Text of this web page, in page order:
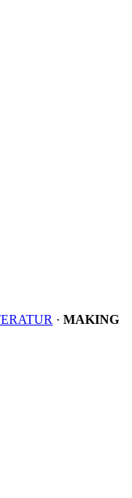
· MAKING